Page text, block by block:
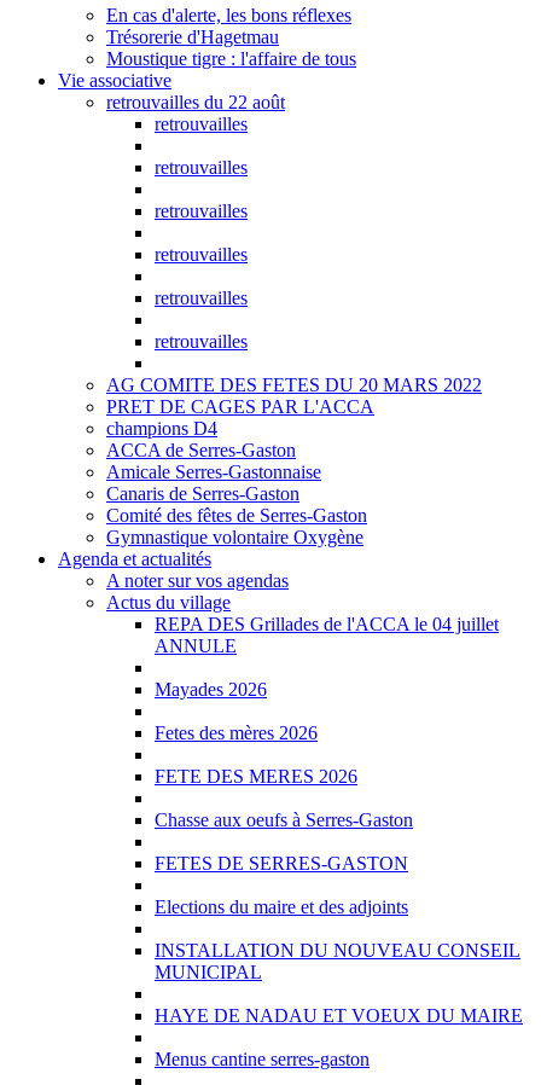
En cas d'alerte, les bons réflexes
Trésorerie d'Hagetmau
Moustique tigre : l'affaire de tous
Vie associative
retrouvailles du 22 août
retrouvailles
retrouvailles
retrouvailles
retrouvailles
retrouvailles
retrouvailles
AG COMITE DES FETES DU 20 MARS 2022
PRET DE CAGES PAR L'ACCA
champions D4
ACCA de Serres-Gaston
Amicale Serres-Gastonnaise
Canaris de Serres-Gaston
Comité des fêtes de Serres-Gaston
Gymnastique volontaire Oxygène
Agenda et actualités
A noter sur vos agendas
Actus du village
REPA DES Grillades de l'ACCA le 04 juillet
ANNULE
Mayades 2026
Fetes des mères 2026
FETE DES MERES 2026
Chasse aux oeufs à Serres-Gaston
FETES DE SERRES-GASTON
Elections du maire et des adjoints
INSTALLATION DU NOUVEAU CONSEIL
MUNICIPAL
HAYE DE NADAU ET VOEUX DU MAIRE
Menus cantine serres-gaston